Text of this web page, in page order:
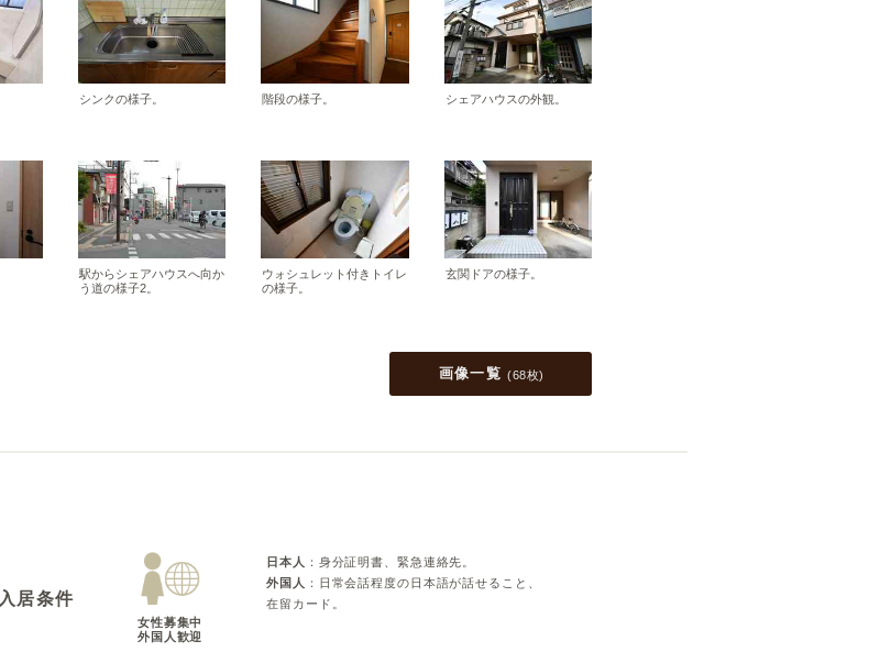
シンクの様子。 階段の様子。 シェアハウスの外観。
駅からシェアハウスへ向か
う道の様子2。
ウォシュレット付きトイレ
の様子。
玄関ドアの様子。
画像一覧 (68枚)
入居条件
女性募集中
外国人歓迎
日本人 ： 身分証明書、緊急連絡先。
外国人
： 日常会話程度の日本語が話せること、
在留カード。